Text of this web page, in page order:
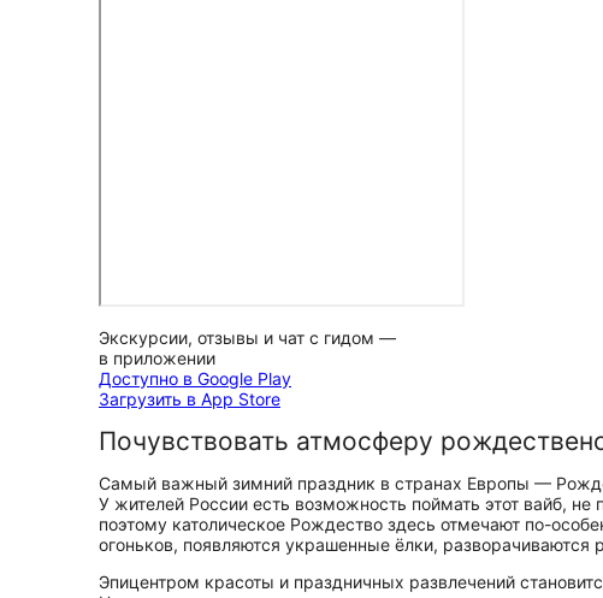
Экскурсии, отзывы и чат с гидом —
в приложении
Доступно в Google Play
Загрузить в App Store
Почувствовать атмосферу
Самый важный зимний праздник в странах Европы —
У жителей России есть возможность поймать этот вайб, не
поэтому католическое Рождество здесь отмечают по-
огоньков, появляются украшенные ёлки,
Эпицентром красоты и праздничных развлечений